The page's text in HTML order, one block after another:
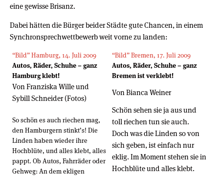
eine gewisse Brisanz.
Dabei hätten die Bürger beider Städte gute Chancen, in einem
Synchronsprechwettbewerb weit vorne zu landen:
“Bild” Hamburg, 14. Juli 2009
“Bild” Bremen, 17. Juli 2009
Autos, Räder, Schuhe – ganz
Hamburg klebt!
Autos, Räder, Schuhe – ganz
Bremen ist verklebt!
Von Franziska Wille und
Sybill Schneider (Fotos)
Von Bianca Weiner
So schön es auch riechen mag,
den Hamburgern stinkt’s! Die
Linden haben wieder ihre
Hochblüte, und alles klebt, alles
pappt. Ob Autos, Fahrräder oder
Gehweg: An dem ekligen
Schön sehen sie ja aus und
toll riechen tun sie auch.
Doch was die Linden so von
sich geben, ist einfach nur
eklig. Im Moment stehen sie in
Hochblüte und alles klebt.